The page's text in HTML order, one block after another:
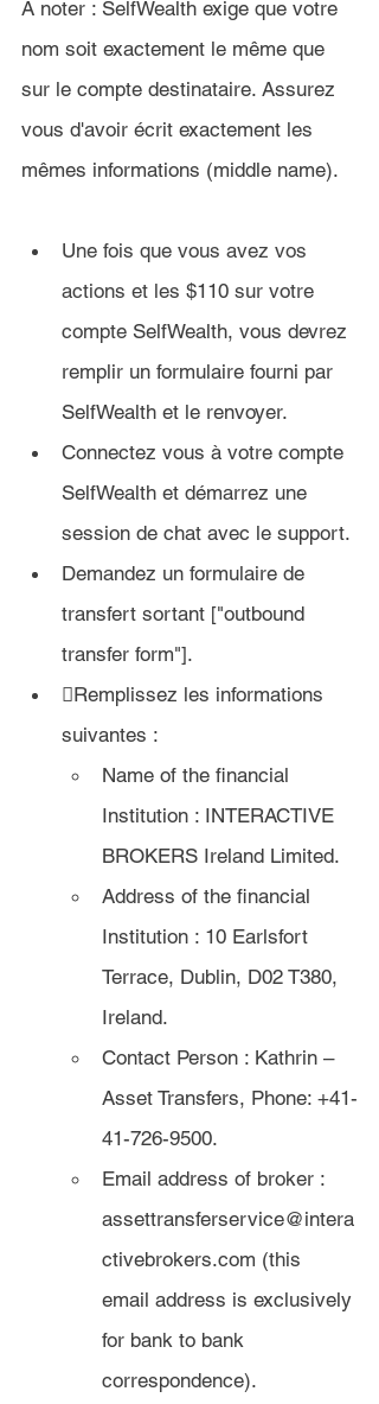
A noter : SelfWealth exige que votre
nom soit exactement le même que
sur le compte destinataire. Assurez
vous d'avoir écrit exactement les
mêmes informations (middle name).
Une fois que vous avez vos
actions et les $110 sur votre
compte SelfWealth, vous devrez
remplir un formulaire fourni par
SelfWealth et le renvoyer.
Connectez vous à votre compte
SelfWealth et démarrez une
session de chat avec le support.
Demandez un formulaire de
transfert sortant ["outbound
transfer form"].
Remplissez les informations
suivantes :
Name of the financial
Institution : INTERACTIVE
BROKERS Ireland Limited.
Address of the financial
Institution : 10 Earlsfort
Terrace, Dublin, D02 T380,
Ireland.
Contact Person : Kathrin –
Asset Transfers, Phone: +41-
41-726-9500.
Email address of broker :
assettransferservice@intera
ctivebrokers.com (this
email address is exclusively
for bank to bank
correspondence).